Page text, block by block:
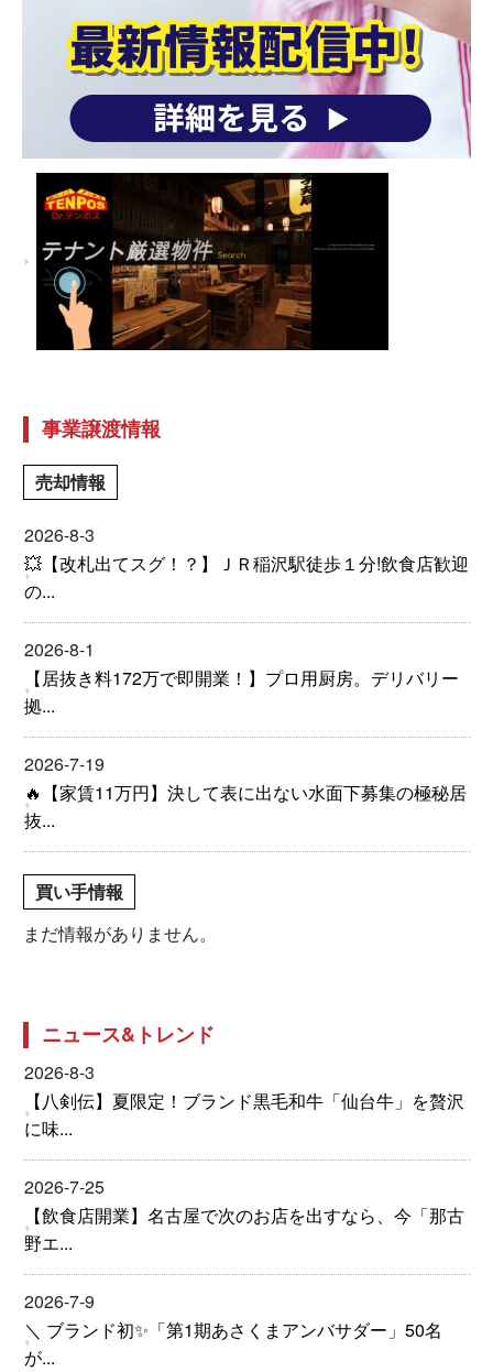
事業譲渡情報
売却情報
2026-8-3
💥【改札出てスグ！？】ＪＲ稲沢駅徒歩１分!飲食店歓迎
の...
2026-8-1
【居抜き料172万で即開業！】プロ用厨房。デリバリー
拠...
2026-7-19
🔥【家賃11万円】決して表に出ない水面下募集の極秘居
抜...
買い手情報
まだ情報がありません。
ニュース&トレンド
2026-8-3
【八剣伝】夏限定！ブランド黒毛和牛「仙台牛」を贅沢
に味...
2026-7-25
【飲食店開業】名古屋で次のお店を出すなら、今「那古
野エ...
2026-7-9
＼ ブランド初✨「第1期あさくまアンバサダー」50名
が...